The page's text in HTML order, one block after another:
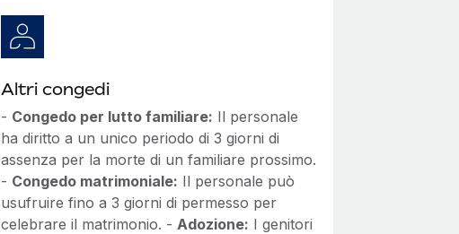
Altri congedi
- Congedo per lutto familiare: Il personale
ha diritto a un unico periodo di 3 giorni di
assenza per la morte di un familiare prossimo.
- Congedo matrimoniale: Il personale può
usufruire fino a 3 giorni di permesso per
celebrare il matrimonio. -Adozione: I genitori